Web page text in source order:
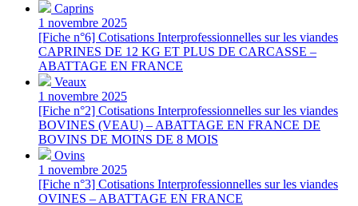
Caprins
1 novembre 2025
[Fiche n°6] Cotisations Interprofessionnelles sur les viandes
CAPRINES DE 12 KG ET PLUS DE CARCASSE –
ABATTAGE EN FRANCE
Veaux
1 novembre 2025
[Fiche n°2] Cotisations Interprofessionnelles sur les viandes
BOVINES (VEAU) – ABATTAGE EN FRANCE DE
BOVINS DE MOINS DE 8 MOIS
Ovins
1 novembre 2025
[Fiche n°3] Cotisations Interprofessionnelles sur les viandes
OVINES – ABATTAGE EN FRANCE